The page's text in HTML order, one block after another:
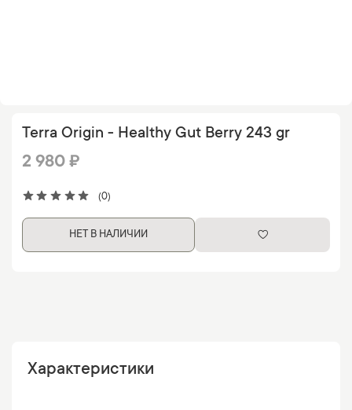
(0)
Terra Origin - Healthy Gut Berry 243 gr
2 980 ₽
НЕТ В НАЛИЧИИ
Характеристики